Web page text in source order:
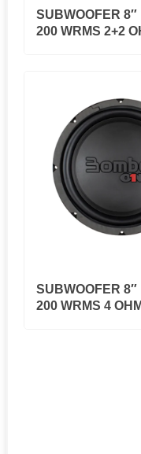
SUBWOOFER 8″
200 WRMS 2+2
SUBWOOFER 8″
200 WRMS 4